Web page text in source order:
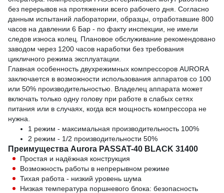
без перерывов на протяжении всего рабочего дня. Согласно
данным испытаний лаборатории, образцы, отработавшие 800
часов на давлении 6 Бар - по факту инспекции, не имели
следов износа колец. Плановое обслуживание рекомендовано
заводом через 1200 часов наработки без требования
цикличного режима эксплуатации.
Главная особенность двухрежимных компрессоров AURORA
заключается в возможности использования аппаратов со 100
или 50% производительностью. Владелец аппарата может
включать только одну голову при работе в слабых сетях
питания или в случаях, когда вся мощность компрессора не
нужна.
1 режим - максимальная производительность 100%
2 режим - 1/2 производительности 50%
Преимущества Aurora PASSAT-40 BLACK 31400
Простая и надёжная конструкция
Возможность работы в непрерывном режиме
Тихая работа - низкий уровень шума
Низкая температура поршневого блока: безопасность